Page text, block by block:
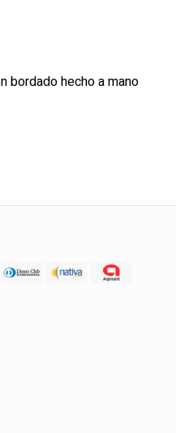
bordado hecho a mano